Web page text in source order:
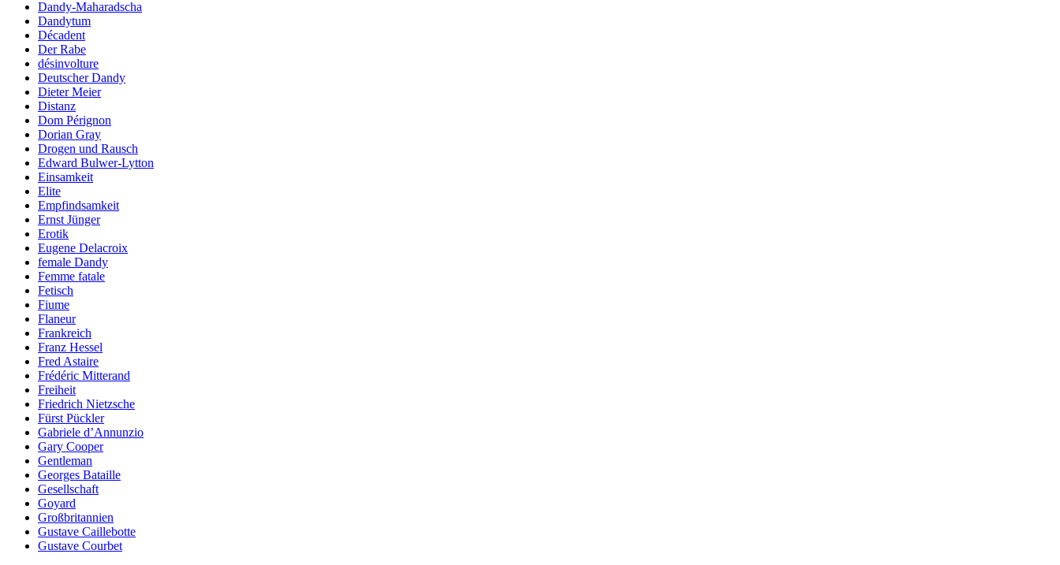
Dandy-Maharadscha
Dandytum
Décadent
Der Rabe
désinvolture
Deutscher Dandy
Dieter Meier
Distanz
Dom Pérignon
Dorian Gray
Drogen und Rausch
Edward Bulwer-Lytton
Einsamkeit
Elite
Empfindsamkeit
Ernst Jünger
Erotik
Eugene Delacroix
female Dandy
Femme fatale
Fetisch
Fiume
Flaneur
Frankreich
Franz Hessel
Fred Astaire
Frédéric Mitterand
Freiheit
Friedrich Nietzsche
Fürst Pückler
Gabriele d’Annunzio
Gary Cooper
Gentleman
Georges Bataille
Gesellschaft
Goyard
Großbritannien
Gustave Caillebotte
Gustave Courbet